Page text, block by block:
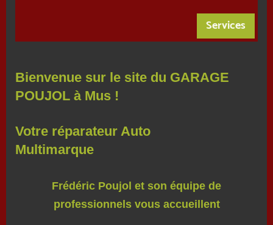
Services
Bienvenue sur le site du GARAGE
POUJOL à Mus !
Votre réparateur Auto
Multimarque
Frédéric Poujol et son équipe de
professionnels vous accueillent